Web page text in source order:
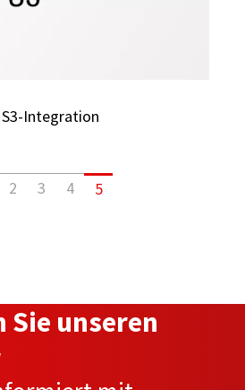
Amazon
Integration
2 3 4 5
Sie unseren